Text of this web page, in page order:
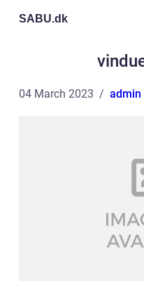
SABU.dk
04 March 2023 admin